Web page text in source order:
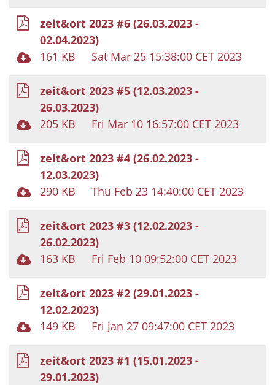
zeit&ort 2023 #6 (26.03.2023 -
02.04.2023)
161 KB
Sat Mar 25 15:38:00 CET 2023
zeit&ort 2023 #5 (12.03.2023 -
26.03.2023)
205 KB
Fri Mar 10 16:57:00 CET 2023
zeit&ort 2023 #4 (26.02.2023 -
12.03.2023)
290 KB
Thu Feb 23 14:40:00 CET 2023
zeit&ort 2023 #3 (12.02.2023 -
26.02.2023)
163 KB
Fri Feb 10 09:52:00 CET 2023
zeit&ort 2023 #2 (29.01.2023 -
12.02.2023)
149 KB
Fri Jan 27 09:47:00 CET 2023
zeit&ort 2023 #1 (15.01.2023 -
29.01.2023)